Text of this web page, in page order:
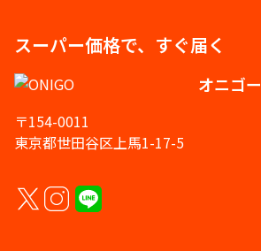
スーパー価格で、すぐ届く
オニゴー
〒154-0011
東京都世田谷区上馬1-17-5